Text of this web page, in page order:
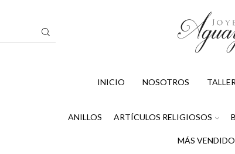
INICIO NOSOTROS TALLER
ANILLOS ARTÍCULOS RELIGIOSOS
MÁS